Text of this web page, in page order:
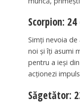
Scorpion:
Simți nevoia de
noi și îți asumi
pentru a ieși
acționezi
Săgetător: